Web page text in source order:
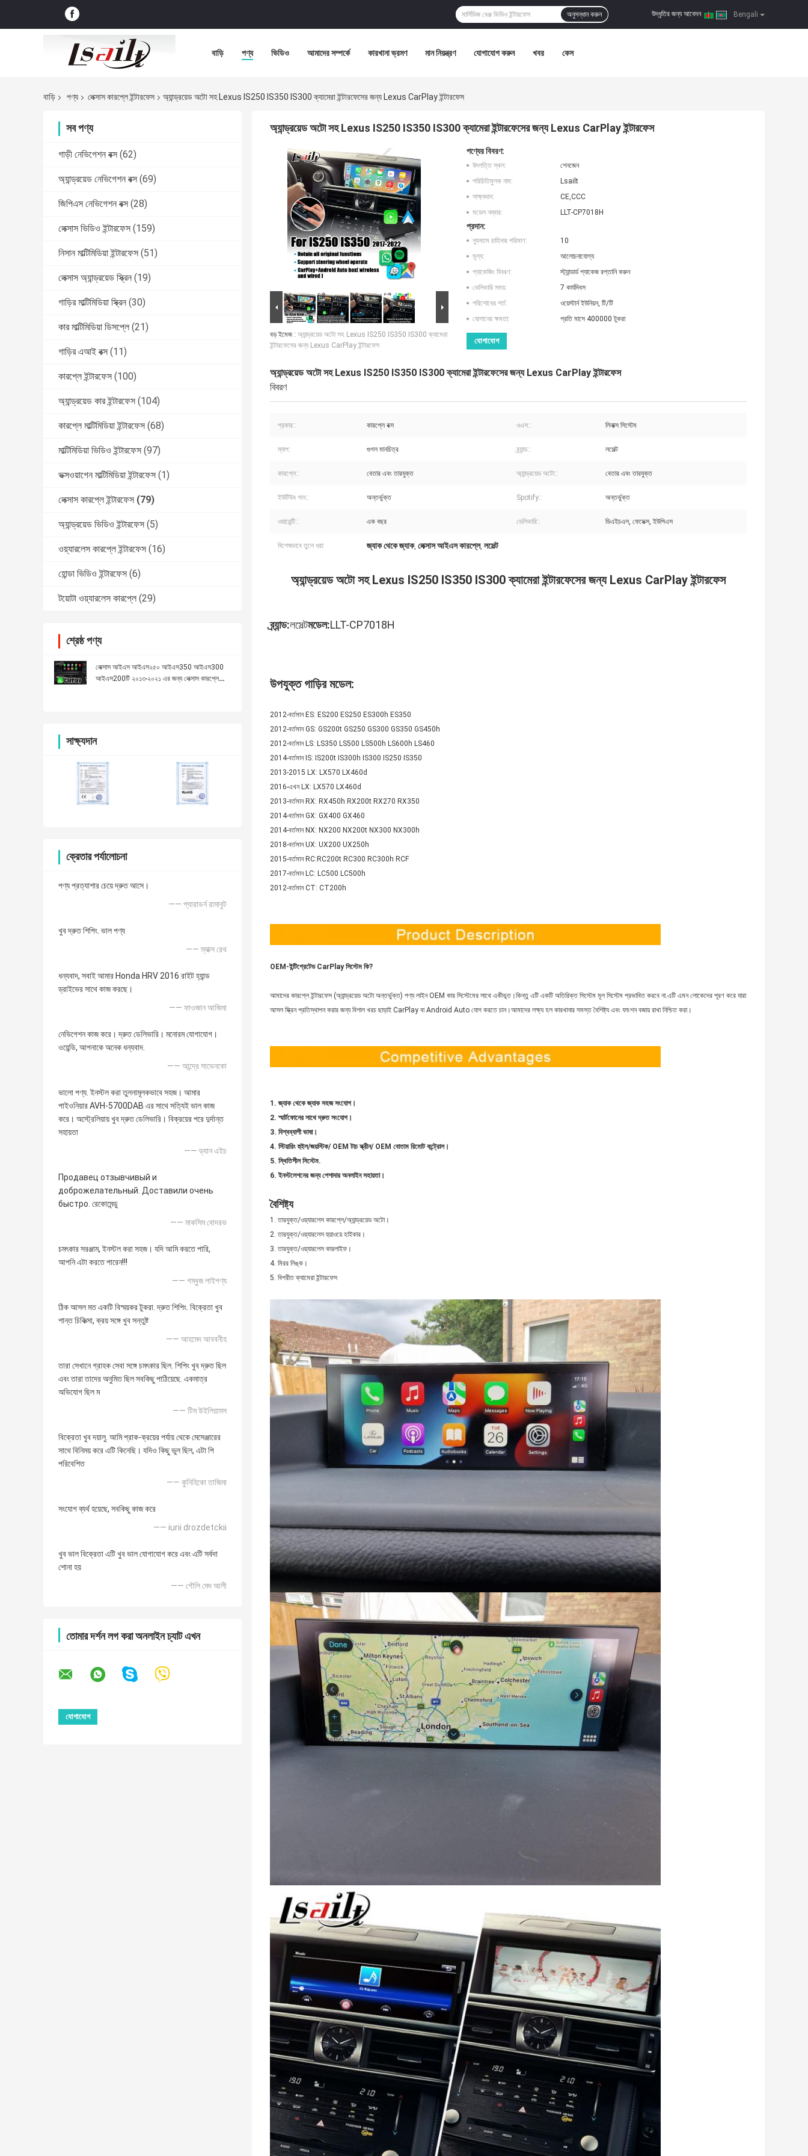
Bengali
উদ্ধৃতির জন্য আবেদন |
অনুসন্ধান করুন
বাড়ি পণ্য ভিডিও আমাদের সম্পর্কে কারখানা ভ্রমণ মান নিয়ন্ত্রণ যোগাযোগ করুন খবর কেস
বাড়ি পণ্য লেক্সাস কারপ্লে ইন্টারফেস অ্যান্ড্রয়েড অটো সহ Lexus IS250 IS350 IS300 ক্যামেরা ইন্টারফেসের জন্য Lexus CarPlay ইন্টারফেস
সব পণ্য
গাড়ী নেভিগেশন বক্স (62)
অ্যান্ড্রয়েড নেভিগেশন বক্স (69)
জিপিএস নেভিগেশন বক্স (28)
লেক্সাস ভিডিও ইন্টারফেস (159)
নিসান মাল্টিমিডিয়া ইন্টারফেস (51)
লেক্সাস অ্যান্ড্রয়েড স্ক্রিন (19)
গাড়ির মাল্টিমিডিয়া স্ক্রিন (30)
কার মাল্টিমিডিয়া ডিসপ্লে (21)
গাড়ির এআই বক্স (11)
কারপ্লে ইন্টারফেস (100)
অ্যান্ড্রয়েড কার ইন্টারফেস (104)
কারপ্লে মাল্টিমিডিয়া ইন্টারফেস (68)
মাল্টিমিডিয়া ভিডিও ইন্টারফেস (97)
ভক্সওয়াগেন মাল্টিমিডিয়া ইন্টারফেস (1)
লেক্সাস কারপ্লে ইন্টারফেস (79)
অ্যান্ড্রয়েড ভিডিও ইন্টারফেস (5)
ওয়্যারলেস কারপ্লে ইন্টারফেস (16)
হোন্ডা ভিডিও ইন্টারফেস (6)
টয়োটা ওয়্যারলেস কারপ্লে (29)
শ্রেষ্ঠ পণ্য
লেক্সাস আইএস আইএস২৫০ আইএস350 আইএস300
আইএস200টি ২০১৩-২০২১ এর জন্য লেক্সাস কারপ্লে
সাক্ষ্যদান
ক্রেতার পর্যালোচনা
পণ্য প্রত্যাশার চেয়ে দ্রুত আসে।
—— প্যারাডর্ন রামাবুট
খুব দ্রুত শিপিং. ভাল পণ্য
—— ম্যাক্স রেথ
ধন্যবাদ, সবাই আমার Honda HRV 2016 রাইট হ্যান্ড
ড্রাইভের সাথে কাজ করছে।
—— ফাওজান আজিমা
নেভিগেশন কাজ করে। দ্রুত ডেলিভারি। মনোরম যোগাযোগ।
ওয়েন্ডি, আপনাকে অনেক ধন্যবাদ.
—— আন্দ্রে সাভেনকো
ভালো পণ্য. ইনস্টল করা তুলনামূলকভাবে সহজ। আমার
পাইওনিয়ার AVH-5700DAB এর সাথে সত্যিই ভাল কাজ
করে। অস্ট্রেলিয়ায় খুব দ্রুত ডেলিভারি। বিক্রয়ের পরে দুর্দান্ত
সহায়তা
—— ড্যান এইচ
Продавец отзывчивый и
доброжелательный. Доставили очень
быстро. রেকোমেন্ডু
—— মাকসিম বোদরভ
চমৎকার সরঞ্জাম, ইনস্টল করা সহজ। যদি আমি করতে পারি,
আপনি এটা করতে পারেন!!!
—— গম্বুজ লাইপণ্য
ঠিক আসল মত একটি বিস্ময়কর টুকরা. দ্রুত শিপিং. বিক্রেতা খুব
শান্ত চিকিত্সা, ক্রয় সঙ্গে খুব সন্তুষ্ট
—— আহমেদ আববনীহ
তারা সেখানে গ্রাহক সেবা সঙ্গে চমৎকার ছিল. শিপিং খুব দ্রুত ছিল
এবং তারা তাদের অনুমিত ছিল সবকিছু পাঠিয়েছে. একমাত্র
অভিযোগ ছিল ম
—— টিম উইলিয়ামস
বিক্রেতা খুব দয়ালু. আমি প্রাক-ক্রয়ের পর্যায় থেকে মেসেঞ্জারের
সাথে বিনিময় করে এটি কিনেছি। যদিও কিছু ভুল ছিল, এটা পি
পরিবেশিত
—— কুনিহিকো তাজিমা
সংযোগ ব্যর্থ হয়েছে, সবকিছু কাজ করে
—— iurii drozdetckii
খুব ভাল বিক্রেতা এটি খুব ভাল যোগাযোগ করে এবং এটি সর্বদা
শোনা হয়
—— গৌলি মেদ আলী
তোমার দর্শন লগ করা অনলাইন চ্যাট এখন
অ্যান্ড্রয়েড অটো সহ Lexus IS250 IS350 IS300 ক্যামেরা ইন্টারফেসের জন্য Lexus CarPlay ইন্টারফেস
বড় ইমেজ : অ্যান্ড্রয়েড অটো সহ Lexus IS250 IS350 IS300 ক্যামেরা
ইন্টারফেসের জন্য Lexus CarPlay ইন্টারফেস
পণ্যের বিবরণ:
উৎপত্তি স্থল:
শেনজেন
পরিচিতিমুলক নাম:
Lsailt
সাক্ষ্যদান:
CE,CCC
মডেল নম্বার:
LLT-CP7018H
প্রদান:
ন্যূনতম চাহিদার পরিমাণ:
10
মূল্য:
আলোচনাযোগ্য
প্যাকেজিং বিবরণ:
স্ট্যান্ডার্ড প্যাকেজ রপ্তানি করুন
ডেলিভারি সময়:
7 কার্যদিবস
পরিশোধের শর্ত:
ওয়েস্টার্ন ইউনিয়ন, টি/টি
যোগানের ক্ষমতা:
প্রতি মাসে 400000 টুকরা
যোগাযোগ
অ্যান্ড্রয়েড অটো সহ Lexus IS250 IS350 IS300 ক্যামেরা ইন্টারফেসের জন্য Lexus CarPlay ইন্টারফেস
বিবরণ
প্রকার:: কারপ্লে বক্স ওএস:: লিনাক্স সিস্টেম
ম্যাপ: গুগল মানচিত্র ব্র্যান্ড:: লসেল্ট
কারপ্লে:: বেতার এবং তারযুক্ত অ্যান্ড্রয়েড অটো:: বেতার এবং তারযুক্ত
ইউটিউব গান:: অন্তর্ভুক্ত Spotify:: অন্তর্ভুক্ত
ওয়ারেন্টি:: এক বছর ডেলিভারি:: ডিএইচএল, ফেডেক্স, ইউপিএস
বিশেষভাবে তুলে ধরা: জ্যাক থেকে জ্যাক, লেক্সাস আইএস কারপ্লে, লসেল্ট
অ্যান্ড্রয়েড অটো সহ Lexus IS250 IS350 IS300 ক্যামেরা ইন্টারফেসের জন্য Lexus CarPlay ইন্টারফেস
ব্র্যান্ড:লসেল্টমডেল:LLT-CP7018H
উপযুক্ত গাড়ির মডেল:
2012-বর্তমান ES: ES200 ES250 ES300h ES350
2012-বর্তমান GS: GS200t GS250 GS300 GS350 GS450h
2012-বর্তমান LS: LS350 LS500 LS500h LS600h LS460
2014-বর্তমান IS: IS200t IS300h IS300 IS250 IS350
2013-2015 LX: LX570 LX460d
2016-এখন LX: LX570 LX460d
2013-বর্তমান RX: RX450h RX200t RX270 RX350
2014-বর্তমান GX: GX400 GX460
2014-বর্তমান NX: NX200 NX200t NX300 NX300h
2018-বর্তমান UX: UX200 UX250h
2015-বর্তমান RC:RC200t RC300 RC300h RCF
2017-বর্তমান LC: LC500 LC500h
2012-বর্তমান CT: CT200h
OEM-ইন্টিগ্রেটেড CarPlay সিস্টেম কি?
আমাদের কারপ্লে ইন্টারফেস (অ্যান্ড্রয়েড অটো অন্তর্ভুক্ত) পণ্য লাইন OEM কার সিস্টেমের সাথে একীভূত।কিন্তু এটি একটি অতিরিক্ত সিস্টেম মূল সিস্টেম প্রভাবিত করবে না.এটি এমন লোকেদের পূরণ করে যারা
আসল স্ক্রিন প্রতিস্থাপন করার জন্য বিশাল খরচ ছাড়াই CarPlay বা Android Auto যোগ করতে চান।আমাদের লক্ষ্য হল কারখানার সমস্ত বৈশিষ্ট্য এবং ফাংশন বজায় রাখা নিশ্চিত করা।
1. জ্যাক থেকে জ্যাক সহজ সংযোগ।
2. স্মার্টফোনের সাথে দ্রুত সংযোগ।
3. বিশ্বব্যাপী ভাষা।
4. স্টিয়ারিং হুইল/জয়স্টিক/ OEM টাচ স্ক্রীন/ OEM বোতাম রিমোট কন্ট্রোল।
5. স্থিতিশীল সিস্টেম.
6. ইনস্টলেশনের জন্য পেশাদার অনলাইন সহায়তা।
বৈশিষ্ট্য
1. তারযুক্ত/ওয়্যারলেস কারপ্লে/অ্যান্ড্রয়েড অটো।
2. তারযুক্ত/ওয়্যারলেস হুয়াওয়ে হাইকার।
3. তারযুক্ত/ওয়্যারলেস কারলাইফ।
4. মিরর লিঙ্ক।
5. বিপরীত ক্যামেরা ইন্টারফেস